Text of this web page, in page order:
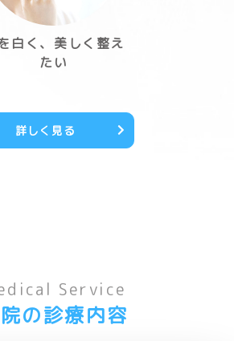
白く、美しく整え
たい
詳しく見る
Service
の診療内容